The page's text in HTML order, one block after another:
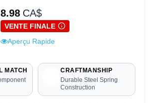
8.98 CA$
VENTE FINALE
Aperçu Rapide
MATCH
CRAFTMANSHIP
Durable Steel Spring
Construction